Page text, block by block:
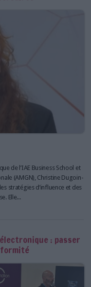
de l’IAE Business School et
(AMGN), Christine Dugoin-
stratégies d’influence et des
Elle...
: passer